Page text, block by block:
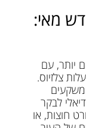
מאי:
יותר, עם
ממוצעות סביב 25-27 מעלות צלזיוס.
זמן אידיאלי לבקר
חוצות, או